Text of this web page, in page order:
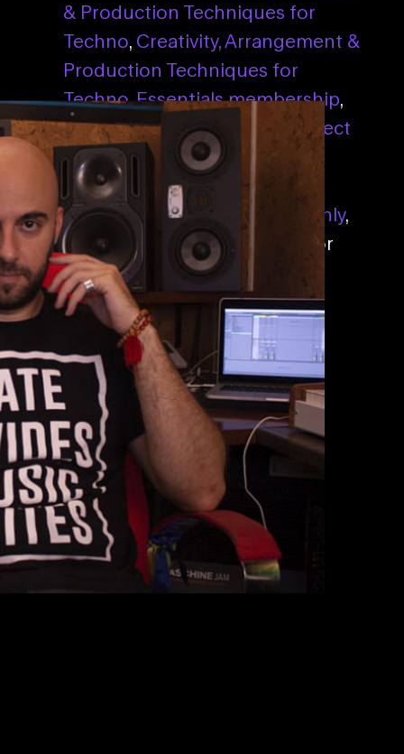
& Production Techniques for
Techno, Creativity, Arrangement &
Production Techniques for
Techno,Essentials membership,
Essentials membership
Connect
membership
,Connect
membership,Connect Pro –
Monthly , Connect Pro – Monthly,
Connect All Access – Annual
or
Connect All Access – Monthly